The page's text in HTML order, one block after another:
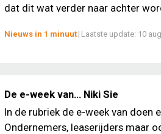
dat dit wat verder naar achter
Nieuws in 1 minuut | Laatste update: 10
De e-week van… Niki Sie
In de rubriek de e-week van doen
Ondernemers, leaserijders maar